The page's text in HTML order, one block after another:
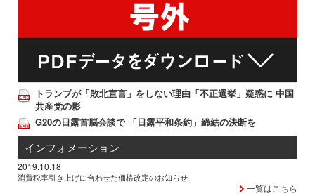
トランプが「敗北宣言」をしない理由「不正選挙」疑惑に 中国
共産党の影
G20の日露首脳会談で 「日露平和条約」締結の決断を
インフォメーション
2019.10.18
消費税率引き上げに合わせた価格改定のお知らせ
一覧はこちら